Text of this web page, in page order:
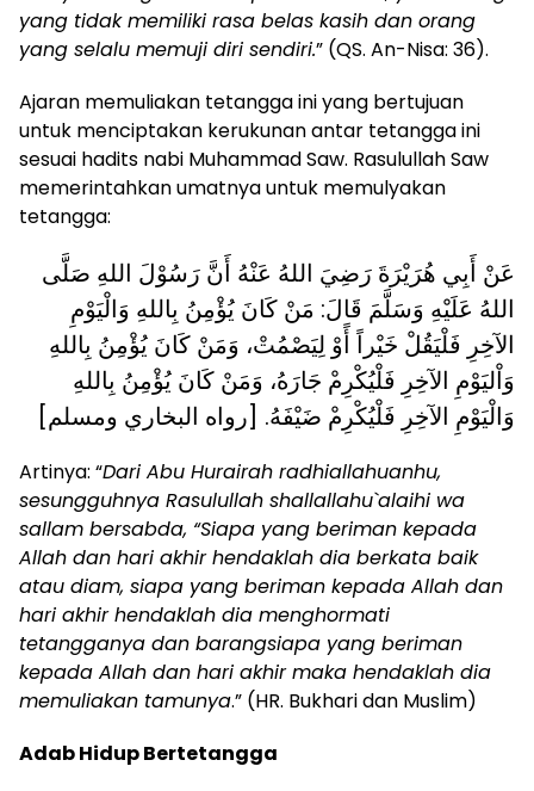
yang tidak memiliki rasa belas kasih dan orang
yang selalu memuji diri sendiri.” (QS. An-Nisa: 36).
Ajaran memuliakan tetangga ini yang bertujuan
untuk menciptakan kerukunan antar tetangga ini
sesuai hadits nabi Muhammad Saw. Rasulullah Saw
memerintahkan umatnya untuk memulyakan
tetangga:
عَنْ أَبِي هُرَيْرَةَ رَضِيَ اللهُ عَنْهُ أَنَّ رَسُوْلَ اللهِ صَلَّى
اللهُ عَلَيْهِ وَسَلَّمَ قَالَ: مَنْ كَانَ يُؤْمِنُ بِاللهِ وَالْيَوْمِ
الآخِرِ فَلْيَقُلْ خَيْراً أًوْ لِيَصْمُتْ، وَمَنْ كَانَ يُؤْمِنُ بِاللهِ
وَاْليَوْمِ الآخِرِ فَلْيُكْرِمْ جَارَهُ، وَمَنْ كَانَ يُؤْمِنُ بِاللهِ
وَالْيَوْمِ الآخِرِ فَلْيُكْرِمْ ضَيْفَهُ. [رواه البخاري ومسلم]
Artinya: “Dari Abu Hurairah radhiallahuanhu,
sesungguhnya Rasulullah shallallahu`alaihi wa
sallam bersabda, “Siapa yang beriman kepada
Allah dan hari akhir hendaklah dia berkata baik
atau diam, siapa yang beriman kepada Allah dan
hari akhir hendaklah dia menghormati
tetangganya dan barangsiapa yang beriman
kepada Allah dan hari akhir maka hendaklah dia
memuliakan tamunya.” (HR. Bukhari dan Muslim)
Adab Hidup Bertetangga